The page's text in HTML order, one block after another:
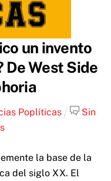
un invento
De West Side
Poplíticas
Sin
la base de la
del siglo XX. El